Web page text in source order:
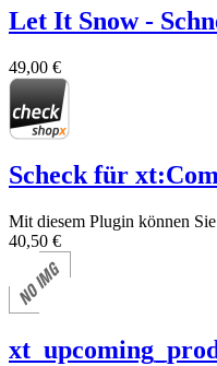
Let It Snow -
49,00 €
Scheck für
Mit diesem Plugin können
40,50 €